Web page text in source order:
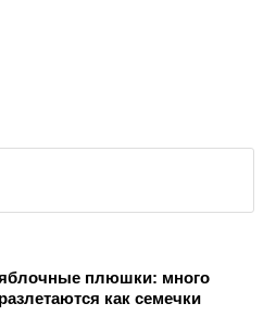
плюшки: много
как семечки